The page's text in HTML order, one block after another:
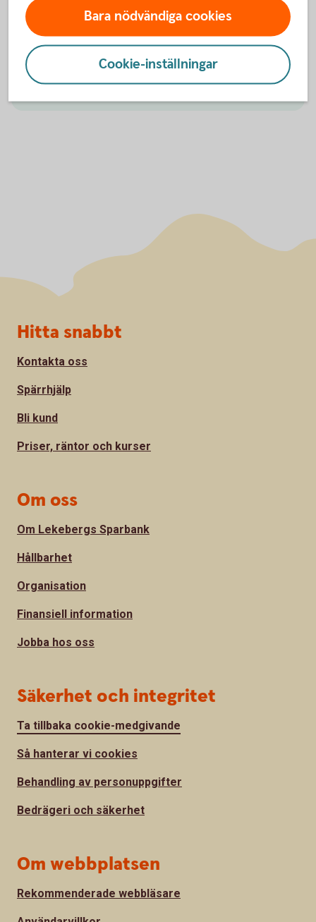
Är du privatkund?
Här guidar vi dig.
Kundservice förprivatpersoner
Bara nödvändiga cookies
Cookie-inställningar
Sidfot
Hitta snabbt
Kontakta oss
Spärrhjälp
Bli kund
Priser, räntor och kurser
Om oss
Om Lekebergs Sparbank
Hållbarhet
Organisation
Finansiell information
Jobba hos oss
Säkerhet och integritet
Ta tillbaka cookie-medgivande
Så hanterar vi cookies
Behandling av personuppgifter
Bedrägeri och säkerhet
Om webbplatsen
Rekommenderade webbläsare